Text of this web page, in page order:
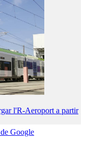
l'R-Aeroport a partir
Google